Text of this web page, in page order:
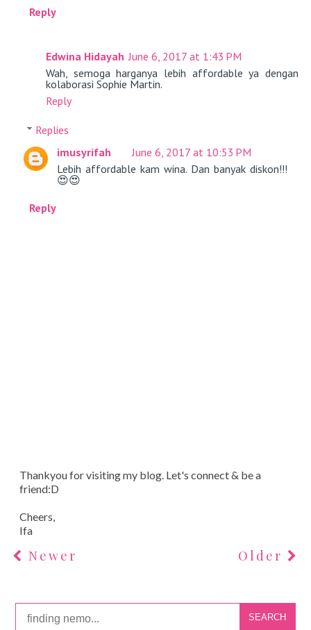
Reply
Edwina Hidayah June 6, 2017 at 1:43 PM
Wah, semoga harganya lebih affordable ya dengan
kolaborasi Sophie Martin.
Reply
Replies
imusyrifah
June 6, 2017 at 10:53 PM
Lebih affordable kam wina. Dan banyak diskon!!!
😍😍
Reply
Thankyou for visiting my blog. Let's connect & be a
friend:D
Cheers,
Ifa
Newer Older
SEARCH